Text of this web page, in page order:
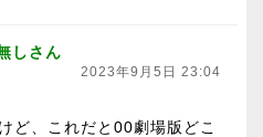
しさん
2023年9月5日 23:04
ど、これだと00劇場版どこ